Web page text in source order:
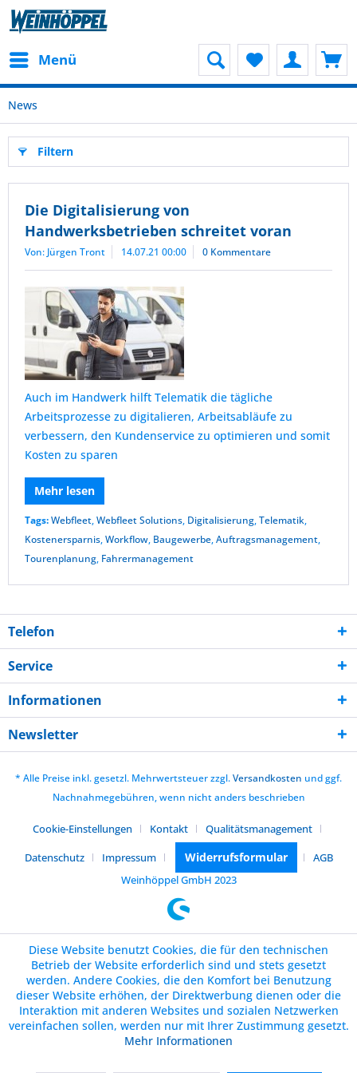
Menü
News
Filtern
Die Digitalisierung von
Handwerksbetrieben schreitet voran
Von: Jürgen Tront 14.07.21 00:00 0 Kommentare
Auch im Handwerk hilft Telematik die tägliche
Arbeitsprozesse zu digitalieren, Arbeitsabläufe zu
verbessern, den Kundenservice zu optimieren und somit
Kosten zu sparen
Mehr lesen
Tags:Webfleet,Webfleet Solutions, Digitalisierung,Telematik,
Kostenersparnis,Workflow, Baugewerbe,Auftragsmanagement,
Tourenplanung, Fahrermanagement
Telefon
Service
Informationen
Newsletter
* Alle Preise inkl. gesetzl. Mehrwertsteuer zzgl.Versandkosten und ggf.
Nachnahmegebühren, wenn nicht anders beschrieben
Cookie-Einstellungen Kontakt
Qualitätsmanagement
Datenschutz
Impressum Widerrufsformular
AGB
Weinhöppel GmbH 2023
Diese Website benutzt Cookies, die für den technischen
Betrieb der Website erforderlich sind und stets gesetzt
werden. Andere Cookies, die den Komfort bei Benutzung
dieser Website erhöhen, der Direktwerbung dienen oder die
Interaktion mit anderen Websites und sozialen Netzwerken
vereinfachen sollen, werden nur mit Ihrer Zustimmung gesetzt.
Mehr Informationen